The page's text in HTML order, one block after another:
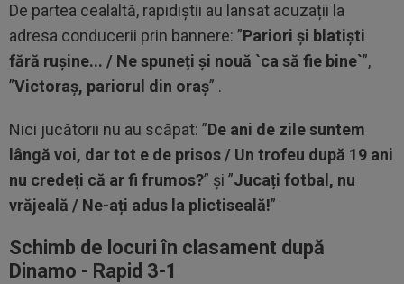
De partea cealaltă, rapidiștii au lansat acuzații la
adresa conducerii prin bannere: ”Pariori și blatiști
fără rușine... / Ne spuneți și nouă `ca să fie bine`”,
”Victoraș, pariorul din oraș” .
Nici jucătorii nu au scăpat: ”De ani de zile suntem
lângă voi, dar tot e de prisos / Un trofeu după 19 ani
nu credeți că ar fi frumos?” și ”Jucați fotbal, nu
vrăjeală / Ne-ați adus la plictiseală!”
Schimb de locuri în clasament după
Dinamo - Rapid 3-1